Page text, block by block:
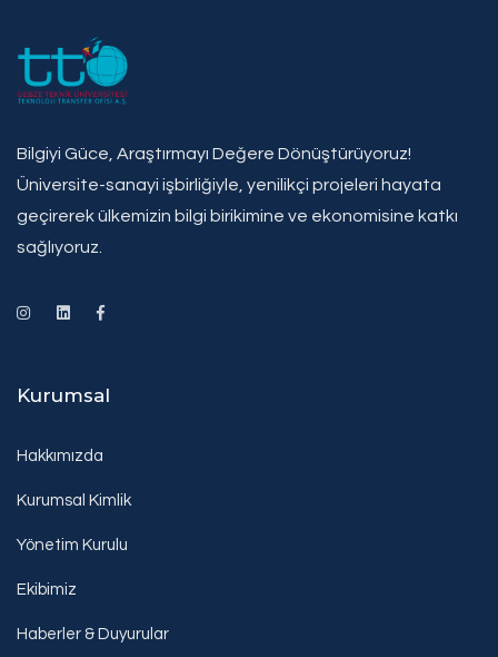
Bilgiyi Güce, Araştırmayı Değere Dönüştürüyoruz!
Üniversite-sanayi işbirliğiyle, yenilikçi projeleri hayata
geçirerek ülkemizin bilgi birikimine ve ekonomisine katkı
sağlıyoruz.
Kurumsal
Hakkımızda
Kurumsal Kimlik
Yönetim Kurulu
Ekibimiz
Haberler & Duyurular